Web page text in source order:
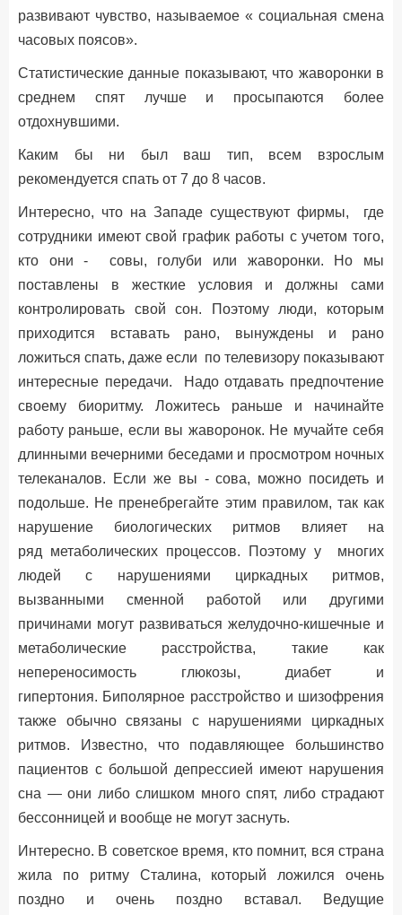
развивают чувство, называемое « социальная смена
часовых поясов».
Статистические данные показывают, что жаворонки в
среднем спят лучше и просыпаются более
отдохнувшими.
Каким бы ни был ваш тип, всем взрослым
рекомендуется спать от 7 до 8 часов.
Интересно, что на Западе существуют фирмы, где
сотрудники имеют свой график работы с учетом того,
кто они - совы, голуби или жаворонки. Но мы
поставлены в жесткие условия и должны сами
контролировать свой сон. Поэтому люди, которым
приходится вставать рано, вынуждены и рано
ложиться спать, даже если по телевизору показывают
интересные передачи. Надо отдавать предпочтение
своему биоритму. Ложитесь раньше и начинайте
работу раньше, если вы жаворонок. Не мучайте себя
длинными вечерними беседами и просмотром ночных
телеканалов. Если же вы - сова, можно посидеть и
подольше. Не пренебрегайте этим правилом, так как
нарушение биологических ритмов влияет на
ряд метаболических процессов. Поэтому у многих
людей с нарушениями циркадных ритмов,
вызванными сменной работой или другими
причинами могут развиваться желудочно-кишечные и
метаболические расстройства, такие как
непереносимость глюкозы, диабет и
гипертония. Биполярное расстройство и шизофрения
также обычно связаны с нарушениями циркадных
ритмов. Известно, что подавляющее большинство
пациентов с большой депрессией имеют нарушения
сна — они либо слишком много спят, либо страдают
бессонницей и вообще не могут заснуть.
Интересно. В советское время, кто помнит, вся страна
жила по ритму Сталина, который ложился очень
поздно и очень поздно вставал. Ведущие